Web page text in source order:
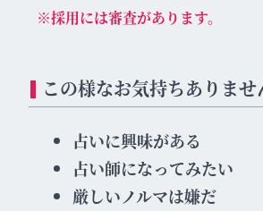
※採用には審査があります。
この様なお気持ちありませ
占いに興味がある
占い師になってみたい
厳しいノルマは嫌だ